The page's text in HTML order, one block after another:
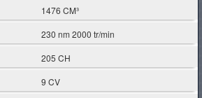
1476 CM³
230 nm 2000 tr/min
205 CH
9 CV